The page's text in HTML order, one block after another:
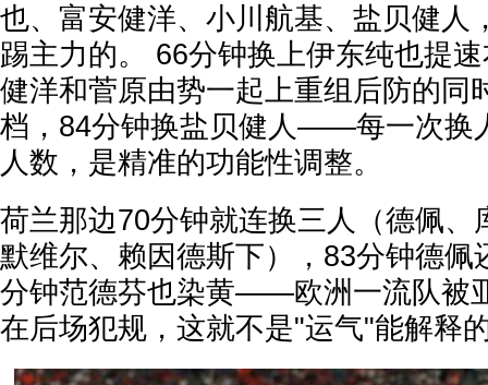
也、富安健洋、小川航基、盐贝健人
踢主力的。 66分钟换上伊东纯也提
健洋和菅原由势一起上重组后防的同
档，84分钟换盐贝健人——每一次换
人数，是精准的功能性调整。
荷兰那边70分钟就连换三人（德佩、
默维尔、赖因德斯下），83分钟德佩
分钟范德芬也染黄——欧洲一流队被
在后场犯规，这就不是"运气"能解释